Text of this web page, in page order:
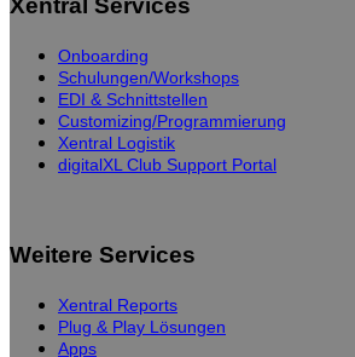
Xentral Services
Onboarding
Schulungen/Workshops
EDI & Schnittstellen
Customizing/Programmierung
Xentral Logistik
digitalXL Club Support Portal
Weitere Services
Xentral Reports
Plug & Play Lösungen
Apps